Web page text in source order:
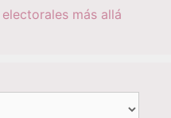
más allá